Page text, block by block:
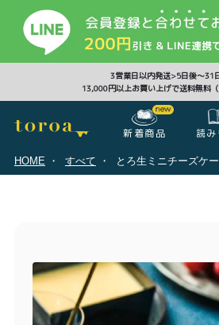
3営業日以内発送>5日後〜31
13,000円以上お買い上げで送料無料（
新着商品 読
HOME すべて とろ生ミニチーズケ